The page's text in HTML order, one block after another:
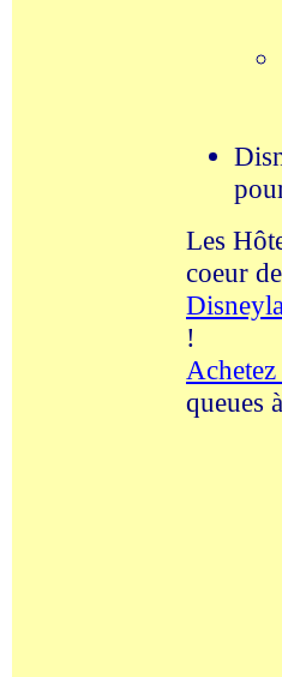
Les
coeur
!
queues